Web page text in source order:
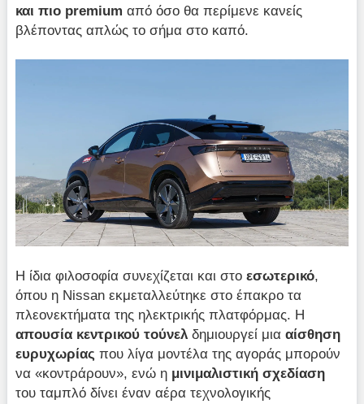
και πιο premium από όσο θα περίμενε κανείς
βλέποντας απλώς το σήμα στο καπό.
Η ίδια φιλοσοφία συνεχίζεται και στοεσωτερικό,
όπου η Nissan εκμεταλλεύτηκε στο έπακρο τα
πλεονεκτήματα της ηλεκτρικής πλατφόρμας. Η
απουσία κεντρικού τούνελ δημιουργεί μιααίσθηση
ευρυχωρίας που λίγα μοντέλα της αγοράς μπορούν
να «κοντράρουν», ενώ η μινιμαλιστική σχεδίαση
του ταμπλό δίνει έναν αέρα τεχνολογικής